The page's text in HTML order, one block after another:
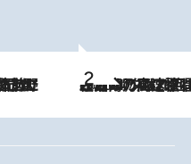
2026.8.7
「湘南乃風に憧れて」観客大盛上がりの“タオル回し”に、ラッパー顔負けの高速歌唱まで…さだまさし（74）のアグレッシブすぎる現在地